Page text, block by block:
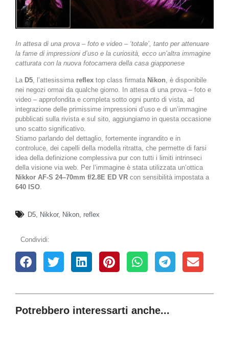
In attesa di una prova – foto e video – ‘totale’, tanto per attenuare
la fame di impressioni d’uso e la curiosità, ecco un’altra immagine
catturata con la nuova fotocamera della casa giapponese
La D5, l’attesissima reflex top class firmata Nikon, è disponibile
nei negozi ormai da qualche giorno. In attesa di una prova – foto e
video – approfondita e completa sotto ogni punto di vista, ad
integrazione delle primissime impressioni d’uso e di un’immagine
pubblicati sulla rivista e sul sito, aggiungiamo in questa occasione
uno scatto significativo.
Stiamo parlando del dettaglio, fortemente ingrandito e in
controluce, dei capelli della modella ritratta, che permette di farsi
idea della definizione complessiva pur con tutti i limiti intrinseci
della visione via web. Per l’immagine è stata utilizzata un’ottica
Nikkor AF-S 24–70mm f/2.8E ED VR con sensibilità impostata a
640 ISO.
D5 Nikkor, Nikon reflex
Condividi:
Potrebbero interessarti anche...